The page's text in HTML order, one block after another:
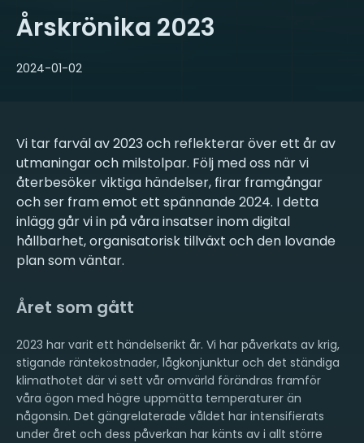
Årskrönika 2023
2024-01-02
Vi tar farväl av 2023 och reflekterar över ett år av
utmaningar och milstolpar. Följ med oss när vi
återbesöker viktiga händelser, firar framgångar
och ser fram emot ett spännande 2024. I detta
inlägg går vi in på våra insatser inom digital
hållbarhet, organisatorisk tillväxt och den lovande
plan som väntar.
Året som gått
2023 har varit ett händelserikt år. Vi har påverkats av krig,
stigande räntekostnader, lågkonjunktur och det ständiga
klimathotet där vi sett vår omvärld förändras framför
våra ögon med högre uppmätta temperaturer än
någonsin. Det gängrelaterade våldet har intensifierats
under året och dess påverkan har känts av i allt större